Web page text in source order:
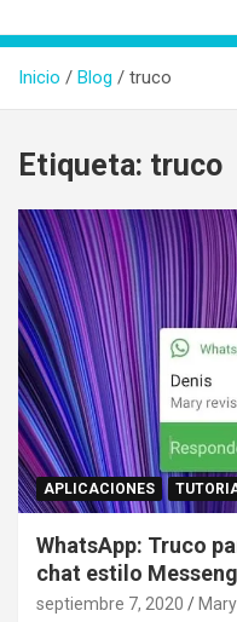
Inicio Blog truco
Etiqueta: truco
APLICACIONES
WhatsApp: Truco
chat estilo
septiembre 7, 2020 Mary